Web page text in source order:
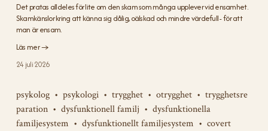
Det pratas alldeles för lite om den skam som många upplever vid ensamhet.
Skamkänslor kring att känna sig dålig, oälskad och mindre värdefull - för att
man är ensam.
Läs mer →
24 juli 2026
psykolog psykologi trygghet otrygghet
trygghetsre
paration
dysfunktionell familj
dysfunktionella
familjesystem
dysfunktionellt familjesystem
covert